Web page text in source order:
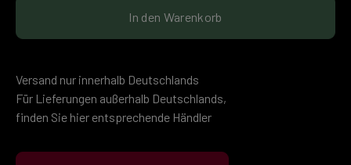
In den Warenkorb
Versand nur innerhalb Deutschlands
Für Lieferungen außerhalb Deutschlands,
finden Sie hier entsprechende Händler